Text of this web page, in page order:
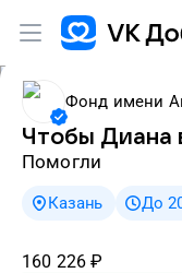
Фонд имени
Чтобы Диана
Помогли
Казань До
160 226 ₽